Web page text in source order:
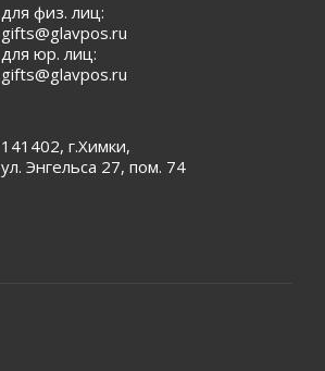
для физ. лиц:
gifts@glavpos.ru
для юр. лиц:
gifts@glavpos.ru
141402, г.Химки,
ул. Энгельса 27, пом. 74